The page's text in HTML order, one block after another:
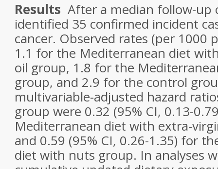
Results After a median follow-up
identified 35 confirmed incident
cancer. Observed rates (per 1000
1.1 for the Mediterranean diet
oil group, 1.8 for the
group, and 2.9 for the control
multivariable-adjusted hazard
group were 0.32 (95% CI, 0.13-
Mediterranean diet with extra-
and 0.59 (95% CI, 0.26-1.35) for
diet with nuts group. In analyses